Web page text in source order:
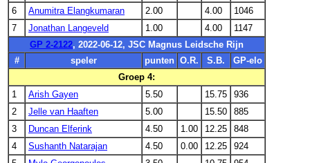
6
Anumitra Elangkumaran 2.00 4.00
1046
7
Jonathan Langeveld 1.00 4.00
1147
GP 2-2122, 2022-06-12, JSC Magnus Leidsche Rijn
#
speler punten O.R. S.B.
GP-elo
Groep 4:
1
Arish Gayen 5.50 15.75
936
2
Jelle van Haaften 5.00 15.50
885
3
Duncan Elferink 4.50 1.00 12.25
848
4
Sushanth Natarajan 4.50 0.00 12.25
924